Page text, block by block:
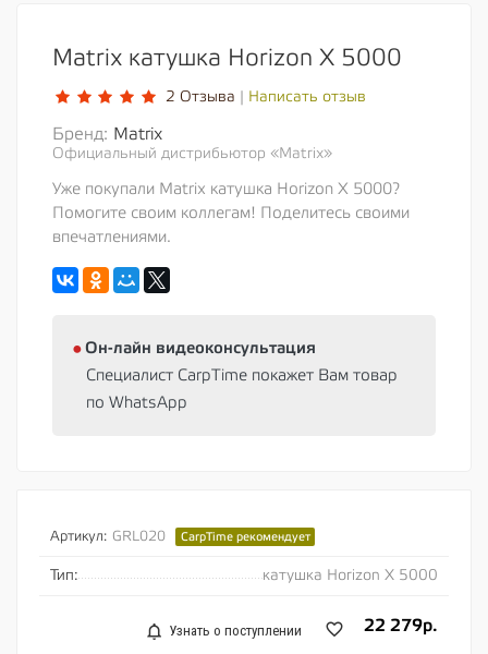
Matrix катушка Horizon X 5000
2 Отзыва Написать отзыв
Бренд: Matrix
Официальный дистрибьютор «Matrix»
Уже покупали Matrix катушка Horizon X 5000?
Помогите своим коллегам! Поделитесь своими
впечатлениями.
⦁ Oн-лайн видеоконсультация
Специалист CarpTime покажет Вам товар
по WhatsApp
Артикул: GRL020 CarpTime рекомендует
Тип: катушка Horizon X 5000
22 279р.
Узнать о поступлении